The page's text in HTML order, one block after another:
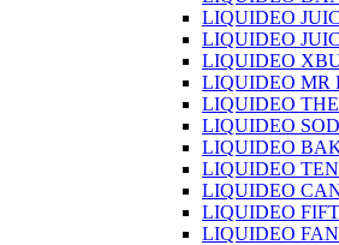
LIQUIDEO
LIQUIDEO
LIQUIDEO
LIQUIDEO MR
LIQUIDEO
LIQUIDEO
LIQUIDEO
LIQUIDEO
LIQUIDEO
LIQUIDEO
LIQUIDEO